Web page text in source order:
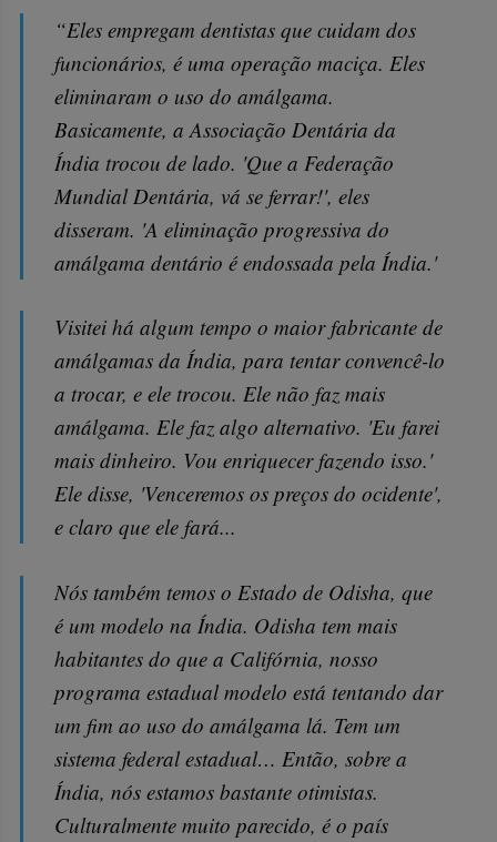
“Eles empregam dentistas que cuidam dos
funcionários, é uma operação maciça. Eles
eliminaram o uso do amálgama.
Basicamente, a Associação Dentária da
Índia trocou de lado. 'Que a Federação
Mundial Dentária, vá se ferrar!', eles
disseram. 'A eliminação progressiva do
amálgama dentário é endossada pela Índia.'
Visitei há algum tempo o maior fabricante de
amálgamas da Índia, para tentar convencê-lo
a trocar, e ele trocou. Ele não faz mais
amálgama. Ele faz algo alternativo. 'Eu farei
mais dinheiro. Vou enriquecer fazendo isso.'
Ele disse, 'Venceremos os preços do ocidente',
e claro que ele fará...
Nós também temos o Estado de Odisha, que
é um modelo na Índia. Odisha tem mais
habitantes do que a Califórnia, nosso
programa estadual modelo está tentando dar
um fim ao uso do amálgama lá. Tem um
sistema federal estadual… Então, sobre a
Índia, nós estamos bastante otimistas.
Culturalmente muito parecido, é o país